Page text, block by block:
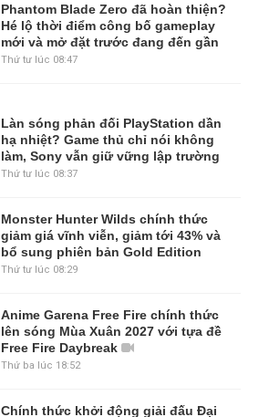
Phantom Blade Zero đã hoàn thiện?
Hé lộ thời điểm công bố gameplay
mới và mở đặt trước đang đến gần
Thứ tư lúc 08:47
Làn sóng phản đối PlayStation dần
hạ nhiệt? Game thủ chỉ nói không
làm, Sony vẫn giữ vững lập trường
Thứ tư lúc 08:37
Monster Hunter Wilds chính thức
giảm giá vĩnh viễn, giảm tới 43% và
bổ sung phiên bản Gold Edition
Thứ tư lúc 08:29
Anime Garena Free Fire chính thức
lên sóng Mùa Xuân 2027 với tựa đề
Free Fire Daybreak
Thứ ba lúc 18:52
Chính thức khởi động giải đấu Đại